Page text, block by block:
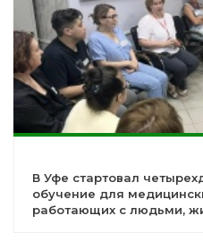
В Уфе стартовал
обучение для
работающих с людьми,